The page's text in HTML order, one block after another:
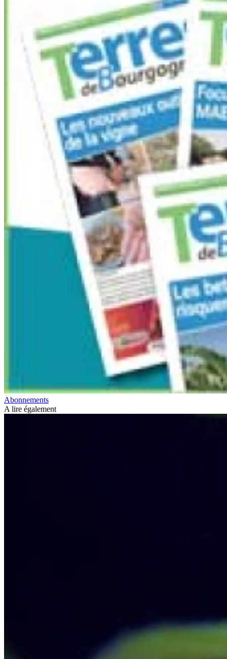
Abonnements
A lire également